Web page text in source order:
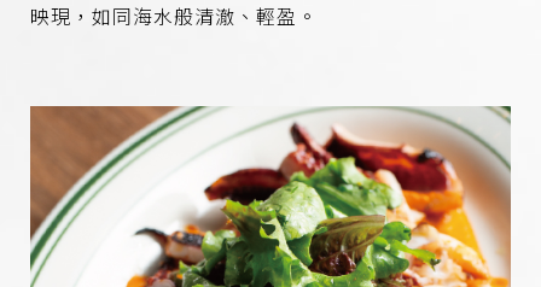
映現，如同海水般清澈、輕盈。